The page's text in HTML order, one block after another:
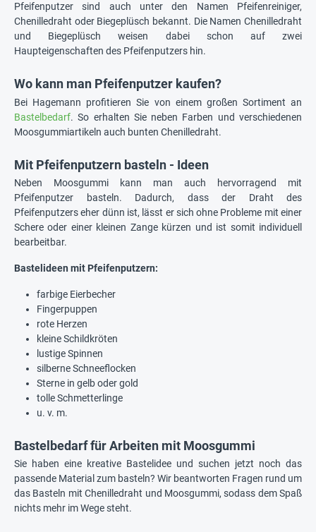
Pfeifenputzer sind auch unter den Namen Pfeifenreiniger,
Chenilledraht oder Biegeplüsch bekannt. Die Namen Chenilledraht
und Biegeplüsch weisen dabei schon auf zwei
Haupteigenschaften des Pfeifenputzers hin.
Wo kann man Pfeifenputzer kaufen?
Bei Hagemann profitieren Sie von einem großen Sortiment an
Bastelbedarf. So erhalten Sie neben Farben und verschiedenen
Moosgummiartikeln auch bunten Chenilledraht.
Mit Pfeifenputzern basteln - Ideen
Neben Moosgummi kann man auch hervorragend mit
Pfeifenputzer basteln. Dadurch, dass der Draht des
Pfeifenputzers eher dünn ist, lässt er sich ohne Probleme mit einer
Schere oder einer kleinen Zange kürzen und ist somit individuell
bearbeitbar.
Bastelideen mit Pfeifenputzern:
farbige Eierbecher
Fingerpuppen
rote Herzen
kleine Schildkröten
lustige Spinnen
silberne Schneeflocken
Sterne in gelb oder gold
tolle Schmetterlinge
u. v. m.
Bastelbedarf für Arbeiten mit Moosgummi
Sie haben eine kreative Bastelidee und suchen jetzt noch das
passende Material zum basteln? Wir beantworten Fragen rund um
das Basteln mit Chenilledraht und Moosgummi, sodass dem Spaß
nichts mehr im Wege steht.